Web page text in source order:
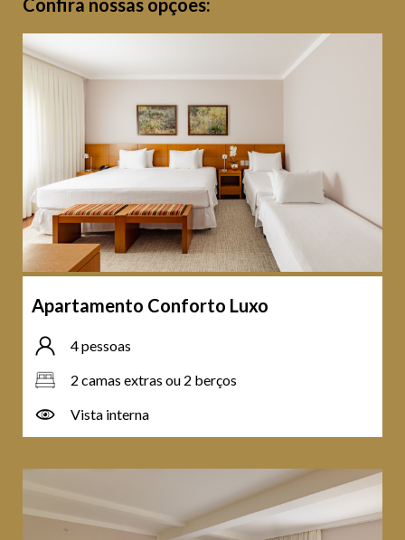
Apartamento Conforto Luxo
4 pessoas
2 camas extras ou 2 berços
Vista interna